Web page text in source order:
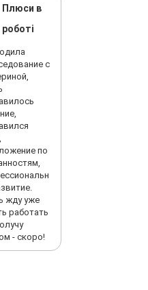
Плюси в
роботі
с
по
жду уже
работать
- скоро!